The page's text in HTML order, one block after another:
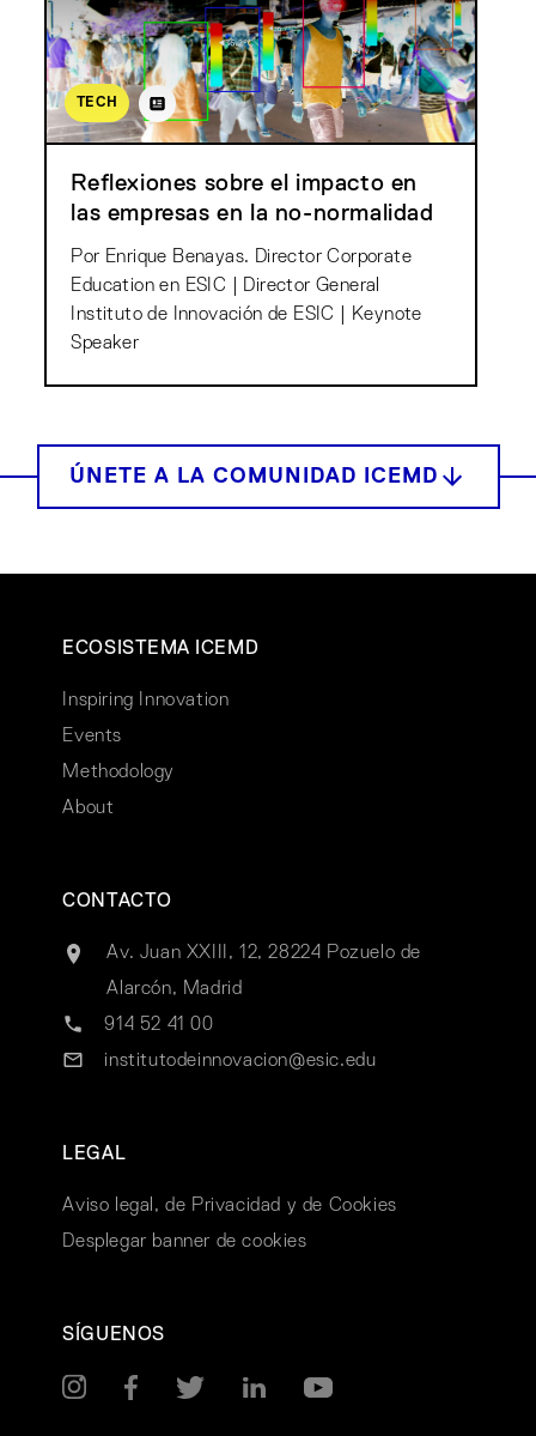
TECH
Reflexiones sobre el impacto en
las empresas en la no-normalidad
Por Enrique Benayas. Director Corporate
Education en ESIC | Director General
Instituto de Innovación de ESIC | Keynote
Speaker
ECOSISTEMA ICEMD
Inspiring Innovation
Events
Methodology
About
CONTACTO
Av. Juan XXIII, 12, 28224 Pozuelo de
Alarcón, Madrid
914 52 41 00
institutodeinnovacion@esic.edu
LEGAL
Aviso legal, de Privacidad y de Cookies
Desplegar banner de cookies
SÍGUENOS